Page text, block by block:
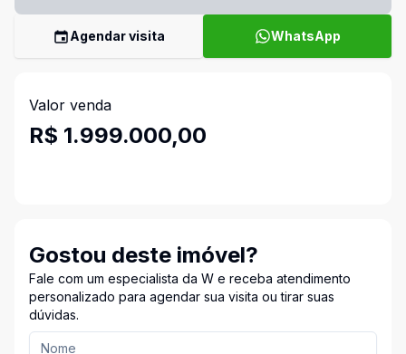
Agendar visita WhatsApp
Valor venda
R$ 1.999.000,00
Gostou deste imóvel?
Fale com um especialista da W e receba atendimento
personalizado para agendar sua visita ou tirar suas
dúvidas.